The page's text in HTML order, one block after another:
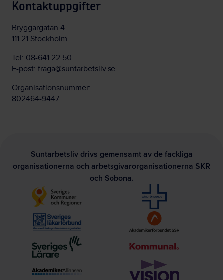
Kontaktuppgifter
Bryggargatan 4
111 21 Stockholm
Tel: 08-641 22 50
E-post: fraga@suntarbetsliv.se
Organisationsnummer:
802464-9447
Suntarbetsliv drivs gemensamt av de fackliga
organisationerna och arbetsgivarorganisationerna SKR
och Sobona.